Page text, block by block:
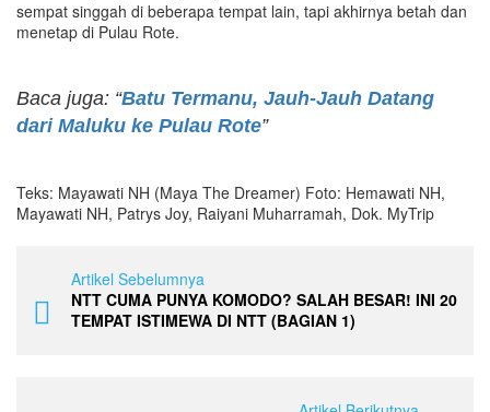
sempat singgah di beberapa tempat lain, tapi akhirnya betah dan
menetap di Pulau Rote.
Baca juga: “Batu Termanu, Jauh-Jauh Datang
dari Maluku ke Pulau Rote”
Teks: Mayawati NH (Maya The Dreamer) Foto: Hemawati NH,
Mayawati NH, Patrys Joy, Raiyani Muharramah, Dok. MyTrip
Artikel Sebelumnya
NTT CUMA PUNYA KOMODO? SALAH BESAR! INI 20
TEMPAT ISTIMEWA DI NTT (BAGIAN 1)